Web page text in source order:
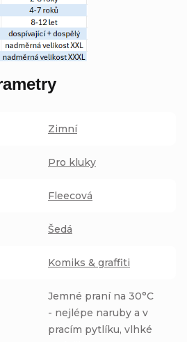
Zimní
Pro kluky
Fleecová
Šedá
Komiks & graffiti
Jemné praní na 30°C
- nejlépe naruby a v
pracím pytlíku, vlhké